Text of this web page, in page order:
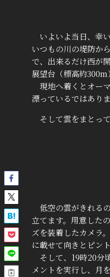
いよいよ当日、幸
いつもの川の堤防か
で、出来るだけ西が
展望台（標高約300m
現地へ着くとオー
漂っているではあり
そして雲をまとっ
低空の雲がきれる
立てます。用意した
ズを装着したカメラ
に載せて向きとピン
そして、19時20分
メントを実行し、月